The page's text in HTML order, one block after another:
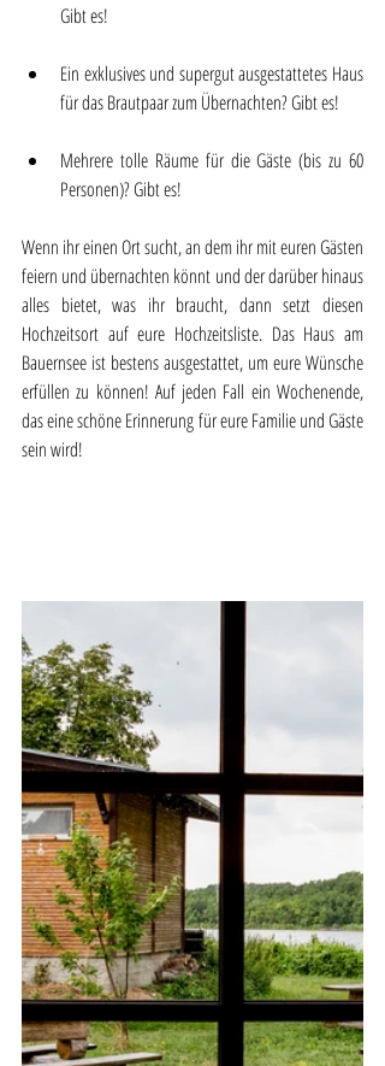
Gibt es!
Ein exklusives und supergut ausgestattetes Haus
für das Brautpaar zum Übernachten? Gibt es!
Mehrere tolle Räume für die Gäste (bis zu 60
Personen)? Gibt es!
Wenn ihr einen Ort sucht, an dem ihr mit euren Gästen
feiern und übernachten könnt und der darüber hinaus
alles bietet, was ihr braucht, dann setzt diesen
Hochzeitsort auf eure Hochzeitsliste. Das Haus am
Bauernsee ist bestens ausgestattet, um eure Wünsche
erfüllen zu können! Auf jeden Fall ein Wochenende,
das eine schöne Erinnerung für eure Familie und Gäste
sein wird!